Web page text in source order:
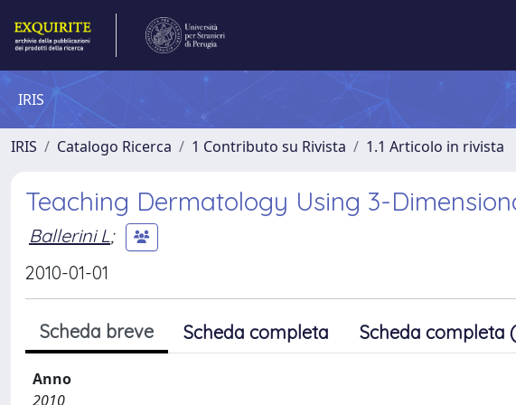
IRIS
IRIS Catalogo Ricerca 1 Contributo su Rivista 1.1 Articolo in rivista
Teaching Dermatology Using 3-
Ballerini L;
2010-01-01
Scheda breve Scheda completa Scheda completa
Anno
2010